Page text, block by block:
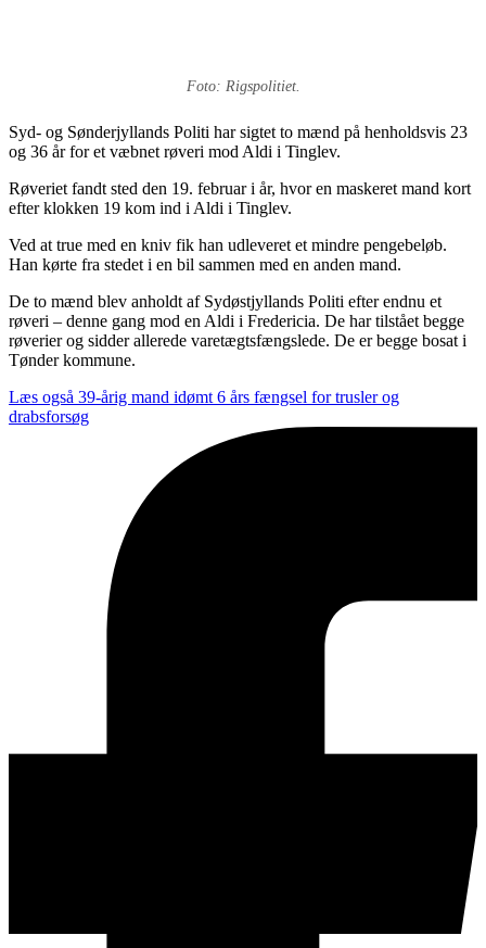
Foto: Rigspolitiet.
Syd- og Sønderjyllands Politi har sigtet to mænd på henholdsvis 23
og 36 år for et væbnet røveri mod Aldi i Tinglev.
Røveriet fandt sted den 19. februar i år, hvor en maskeret mand kort
efter klokken 19 kom ind i Aldi i Tinglev.
Ved at true med en kniv fik han udleveret et mindre pengebeløb.
Han kørte fra stedet i en bil sammen med en anden mand.
De to mænd blev anholdt af Sydøstjyllands Politi efter endnu et
røveri – denne gang mod en Aldi i Fredericia. De har tilstået begge
røverier og sidder allerede varetægtsfængslede. De er begge bosat i
Tønder kommune.
Læs også 39-årig mand idømt 6 års fængsel for trusler og
drabsforsøg